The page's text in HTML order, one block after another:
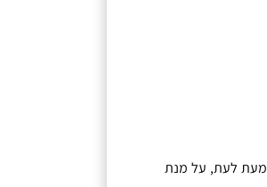
מעת לעת, על מנת